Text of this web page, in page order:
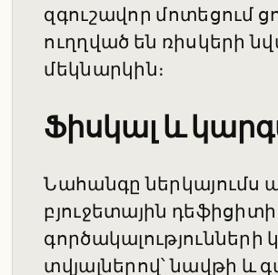
զգուշավոր մոտեցում
ուղղված են ռիսկերի
մեկնարկին։
Ֆիսկալ և
Նահանգը ներկայումս
բյուջետային
գործակալությունների
տվյալներով՝ նավթի և